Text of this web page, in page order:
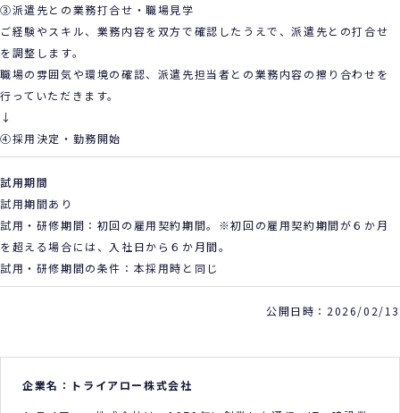
③派遣先との業務打合せ・職場見学
ご経験やスキル、業務内容を双方で確認したうえで、派遣先との打合せ
を調整します。
職場の雰囲気や環境の確認、派遣先担当者との業務内容の擦り合わせを
行っていただきます。
↓
④採用決定・勤務開始
試用期間
試用期間あり
試用・研修期間：初回の雇用契約期間。※初回の雇用契約期間が６か月
を超える場合には、入社日から６か月間。
試用・研修期間の条件：本採用時と同じ
公開日時：2026/02/13
企業名：トライアロー株式会社